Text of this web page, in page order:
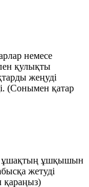
немесе
қулықты
жеңуді
(Сонымен қатар
ұшақтың ұшқышын
жетуді
қараңыз)